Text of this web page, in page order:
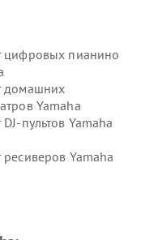
цифровых пианино
домашних
Yamaha
пультов Yamaha
ресиверов Yamaha